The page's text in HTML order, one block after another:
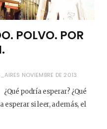
POLVO. POR
NOVIEMBRE DE 2013
podría esperar? ¿Qué
esperar si leer, además, el